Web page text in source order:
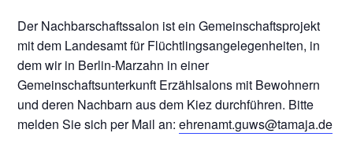
Der Nachbarschaftssalon ist ein Gemeinschaftsprojekt
mit dem Landesamt für Flüchtlingsangelegenheiten, in
dem wir in Berlin-Marzahn in einer
Gemeinschaftsunterkunft Erzählsalons mit Bewohnern
und deren Nachbarn aus dem Kiez durchführen. Bitte
melden Sie sich per Mail an:ehrenamt.guws@tamaja.de